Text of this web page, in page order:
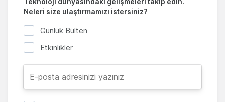
Neleri size ulaştırmamızı istersiniz?
Günlük Bülten
Etkinlikler